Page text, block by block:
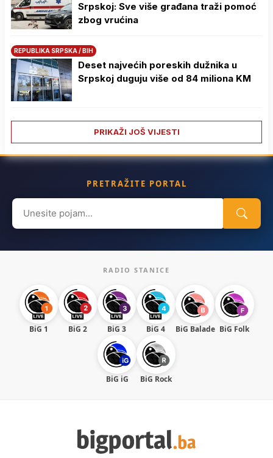
Srpskoj: Sve više građana traži pomoć
zbog vrućina
REPUBLIKA SRPSKA / BIH
Deset najvećih poreskih dužnika u
Srpskoj duguju više od 84 miliona KM
PRIKAŽI JOŠ VIJESTI
PRETRAŽITE PORTAL
Search
for:
RADIO STANICE
BiG 1 BiG 2 BiG 3 BiG 4 BiG Balade BiG Folk
BiG iG BiG Rock